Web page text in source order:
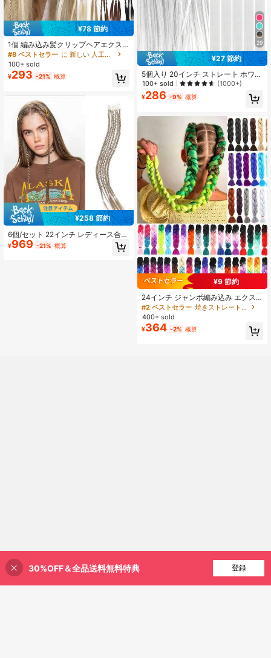
¥78 節約
1個 編み込み髪クリップヘアエクス
テンション ブロンド ブラウン ブラ
ック クリップ ヘアピース 合成繊維
ヘアエクステンション レディース パ
ーティー 日常用
#8 ベストセラー
に 新しい 人工毛ウィッグ
100+ sold
¥293 -21% 概算
¥258 節約
6個/セット 22インチ レディース合成
編み込みヘアクリップインエクステ
ンション、日常使いとパーティーの
¥969 -21% 概算
29
¥27 節約
5個入り 20インチ ストレート ホワイ
ト クリップインヘアエクステンショ
ン、合成素材、ハロウィン コスプ
レ、ファッションパーティー、クリ
しています。女性への贈り物として
も使えます。クリスマス、新年会、
カーニバル、音楽フェスなどのイベ
ントにも使えます。(ホワイト)
100+ sold (1000+)
¥286 -9% 概算
¥9 節約
24インチ ジャンボ編み込み エクス
テンション 合成ブレイディングヘア
アフロ オンブル カラー カネカロン
ヘア ブレイド用
#2 ベストセラー
焼きストレート 合成拡張機能
400+ sold
¥364 -2% 概算
21% 割引！
30%OFF＆全品送料無料特典 登録